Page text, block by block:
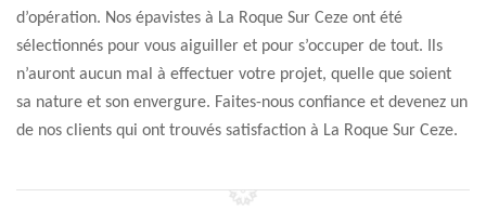
d’opération. Nos épavistes à La Roque Sur Ceze ont été
sélectionnés pour vous aiguiller et pour s’occuper de tout. Ils
n’auront aucun mal à effectuer votre projet, quelle que soient
sa nature et son envergure. Faites-nous confiance et devenez un
de nos clients qui ont trouvés satisfaction à La Roque Sur Ceze.